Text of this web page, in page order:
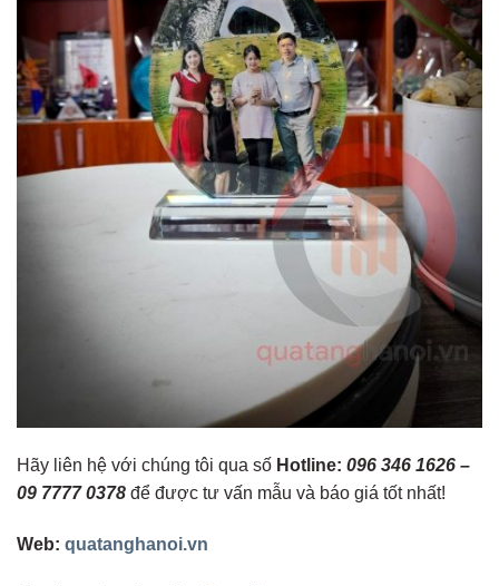
Hãy liên hệ với chúng tôi qua số Hotline: 096 346 1626 –
09 7777 0378 để được tư vấn mẫu và báo giá tốt nhất!
Web: quatanghanoi.vn